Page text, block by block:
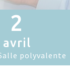
2
avril
polyvalente